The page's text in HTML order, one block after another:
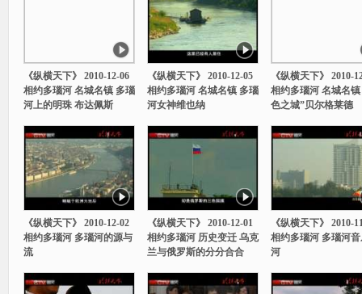
《纵横天下》 2010-12-06
相约多瑙河 名城名镇 多瑙
河上的明珠 布达佩斯
《纵横天下》 2010-12-05
相约多瑙河 名城名镇 多瑙
河女神维也纳
《纵横天下》 2010-
相约多瑙河 名城名镇
色之城”贝尔格莱德
《纵横天下》 2010-12-02
相约多瑙河 多瑙河的源与
流
《纵横天下》 2010-12-01
相约多瑙河 历史变迁 乌克
兰与俄罗斯的分分合合
《纵横天下》 2010-
相约多瑙河 多瑙河
河